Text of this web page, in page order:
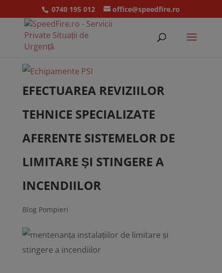
0740 195 012 office@speedfire.ro
EFECTUAREA REVIZIILOR
TEHNICE SPECIALIZATE
AFERENTE SISTEMELOR DE
LIMITARE ȘI STINGERE A
INCENDIILOR
Blog Pompieri